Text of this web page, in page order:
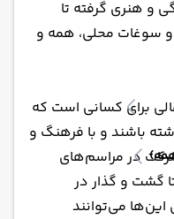
و هنری گرفته تا
و سوغات محلی، همه و
برای کسانی است که
باشند و با فرهنگ و
در مراسم‌های
گشت و گذار در
می‌توانند